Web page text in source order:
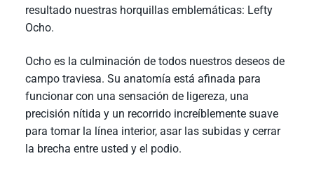
resultado nuestras horquillas emblemáticas: Lefty
Ocho.
Ocho es la culminación de todos nuestros deseos de
campo traviesa. Su anatomía está afinada para
funcionar con una sensación de ligereza, una
precisión nítida y un recorrido increíblemente suave
para tomar la línea interior, asar las subidas y cerrar
la brecha entre usted y el podio.